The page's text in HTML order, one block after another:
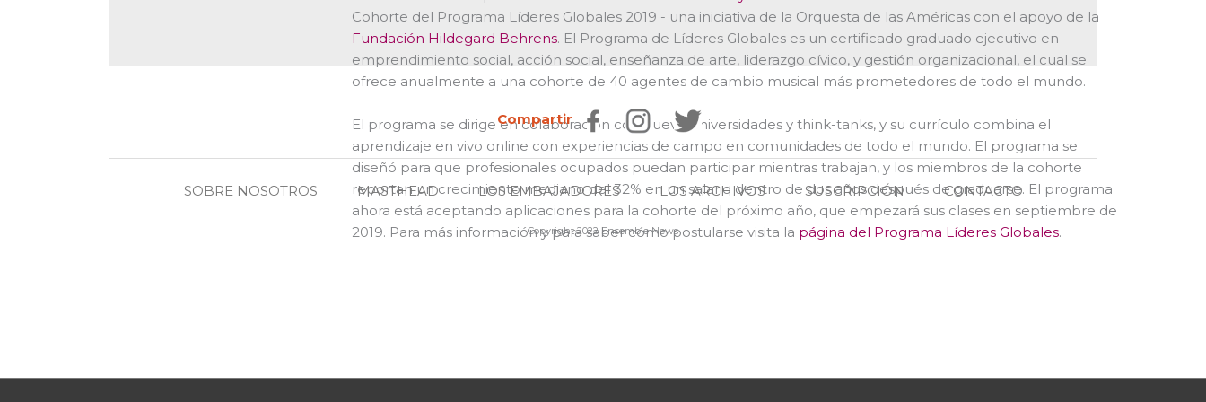
Cohorte del Programa Líderes Globales 2019 - una iniciativa de la Orquesta de las Américas con el apoyo de la
Fundación Hildegard Behrens. El Programa de Líderes Globales es un certificado graduado ejecutivo en
emprendimiento social, acción social, enseñanza de arte, liderazgo cívico, y gestión organizacional, el cual se
ofrece anualmente a una cohorte de 40 agentes de cambio musical más prometedores de todo el mundo.
El programa se dirige en colaboración con nueve universidades y think-tanks, y su currículo combina el
aprendizaje en vivo online con experiencias de campo en comunidades de todo el mundo. El programa se
diseñó para que profesionales ocupados puedan participar mientras trabajan, y los miembros de la cohorte
reportan un crecimiento mediano del 32% en un salario dentro de dos años después de graduarse. El programa
ahora está aceptando aplicaciones para la cohorte del próximo año, que empezará sus clases en septiembre de
2019. Para más información y para saber cómo postularse visita la página del Programa Líderes Globales.
Compartir
SOBRE NOSOTROS MASTHEAD LOS EMBAJADORES LOS ARCHIVOS SUSCRIPCIÓN CONTACTO
Copyright 2022 Ensemble News